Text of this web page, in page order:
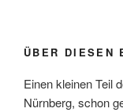
Potsdam“
ÜBER DIESEN
Einen kleinen Teil
Nürnberg, schon